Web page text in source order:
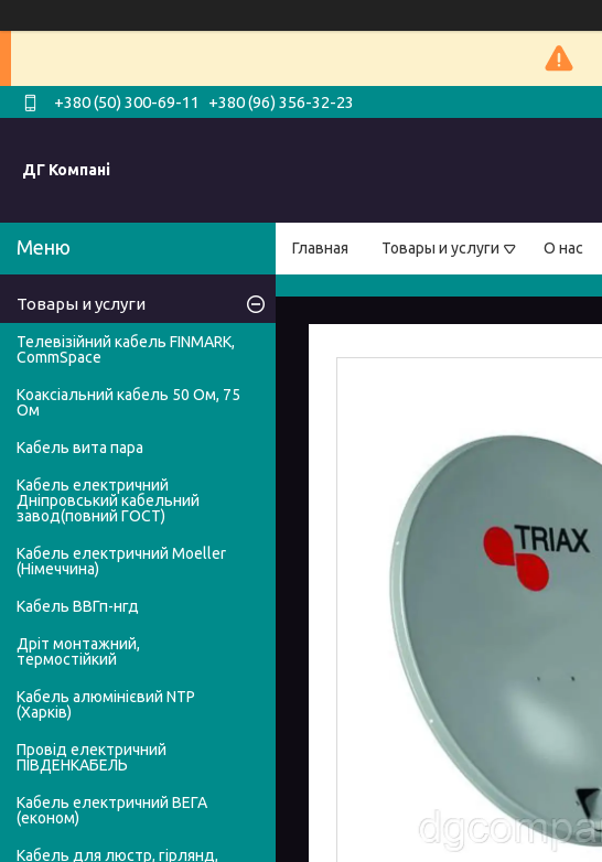
+380 (50) 300-69-11 +380 (96) 356-32-23
ДГ Компані
Главная Товары и услуги О нас
Товары и услуги
Телевізійний кабель FINMARK,
CommSpace
Коаксіальний кабель 50 Ом, 75
Ом
Кабель вита пара
Кабель електричний
Дніпровський кабельний
завод(повний ГОСТ)
Кабель електричний Moeller
(Німеччина)
Кабель ВВГп-нгд
Дріт монтажний,
термостійкий
Кабель алюмінієвий NTP
(Харків)
Провід електричний
ПІВДЕНКАБЕЛЬ
Кабель електричний ВЕГА
(економ)
Кабель для люстр, гірлянд,